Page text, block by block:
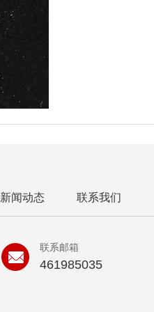
新闻动态 联系我们
联系邮箱
461985035